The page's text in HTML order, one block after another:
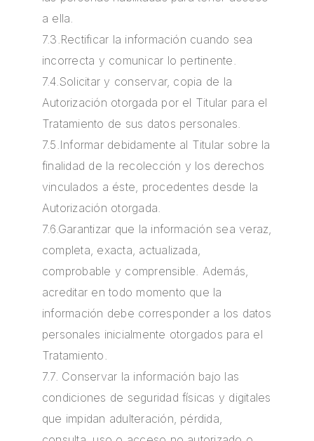
a ella.
7.3.Rectificar la información cuando sea
incorrecta y comunicar lo pertinente.
7.4.Solicitar y conservar, copia de la
Autorización otorgada por el Titular para el
Tratamiento de sus datos personales.
7.5.Informar debidamente al Titular sobre la
finalidad de la recolección y los derechos
vinculados a éste, procedentes desde la
Autorización otorgada.
7.6.Garantizar que la información sea veraz,
completa, exacta, actualizada,
comprobable y comprensible. Además,
acreditar en todo momento que la
información debe corresponder a los datos
personales inicialmente otorgados para el
Tratamiento.
7.7. Conservar la información bajo las
condiciones de seguridad físicas y digitales
que impidan adulteración, pérdida,